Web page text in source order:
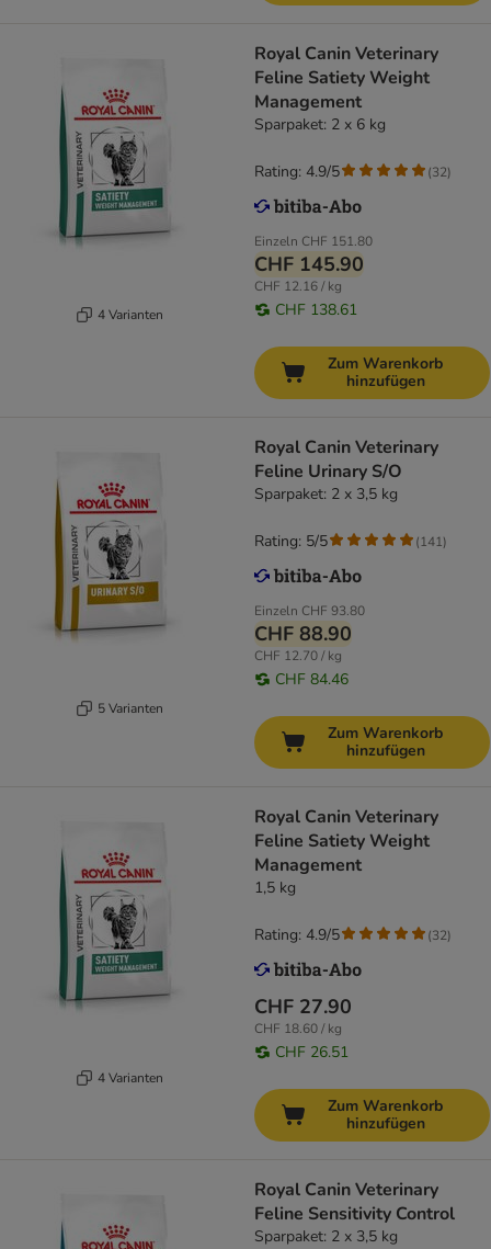
4 Varianten
Royal Canin Veterinary
Feline Satiety Weight
Management
Sparpaket: 2 x 6 kg
Einzeln CHF 151.80
CHF 145.90
CHF 12.16 / kg
CHF 138.61
Rating: 4.9/5 (32)
Zum Warenkorb
hinzufügen
5 Varianten
Royal Canin Veterinary
Feline Urinary S/O
Sparpaket: 2 x 3,5 kg
Einzeln CHF 93.80
CHF 88.90
CHF 12.70 / kg
CHF 84.46
Rating: 5/5 (141)
Zum Warenkorb
hinzufügen
4 Varianten
Royal Canin Veterinary
Feline Satiety Weight
Management
1,5 kg
CHF 27.90
CHF 18.60 / kg
CHF 26.51
Rating: 4.9/5 (32)
Zum Warenkorb
hinzufügen
Royal Canin Veterinary
Feline Sensitivity Control
Sparpaket: 2 x 3,5 kg